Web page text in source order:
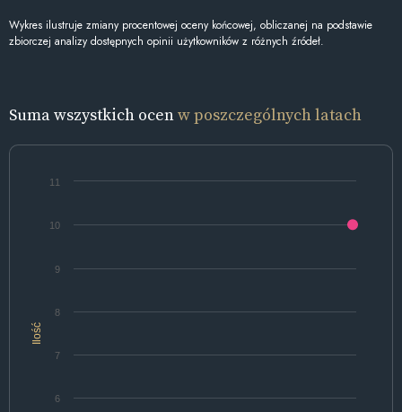
Wykres ilustruje zmiany procentowej oceny końcowej, obliczanej na podstawie
zbiorczej analizy dostępnych opinii użytkowników z różnych źródeł.
Suma wszystkich ocenw poszczególnych latach
Ilość
6
7
8
9
10
11